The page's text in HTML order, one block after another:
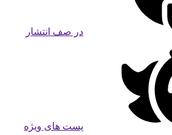
در صف انتشار
پست های ویژه